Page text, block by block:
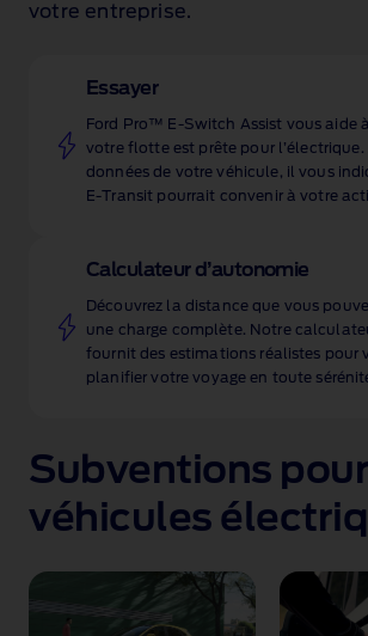
votre entreprise.
Essayer
Ford Pro™ E‑Switch Assist vous aide
votre flotte est prête pour l’électrique.
données de votre véhicule, il vous
E‑Transit pourrait convenir à votre
Calculateur d’autonomie
Découvrez la distance que vous
une charge complète. Notre
fournit des estimations réalistes pour
planifier votre voyage en toute
Subventions pour
véhicules